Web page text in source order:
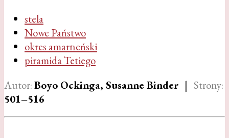
stela
Nowe Państwo
okres amarneński
piramida Tetiego
Autor:Boyo Ockinga, Susanne Binder | Strony:
501–516